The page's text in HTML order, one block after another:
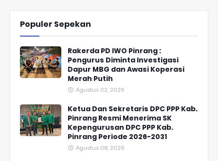
Populer Sepekan
Rakerda PD IWO Pinrang :
Pengurus Diminta Investigasi
Dapur MBG dan Awasi Koperasi
Merah Putih
Agustus 02, 2026
Ketua Dan Sekretaris DPC PPP Kab.
Pinrang Resmi Menerima SK
Kepengurusan DPC PPP Kab.
Pinrang Periode 2026-2031
Agustus 08, 2026